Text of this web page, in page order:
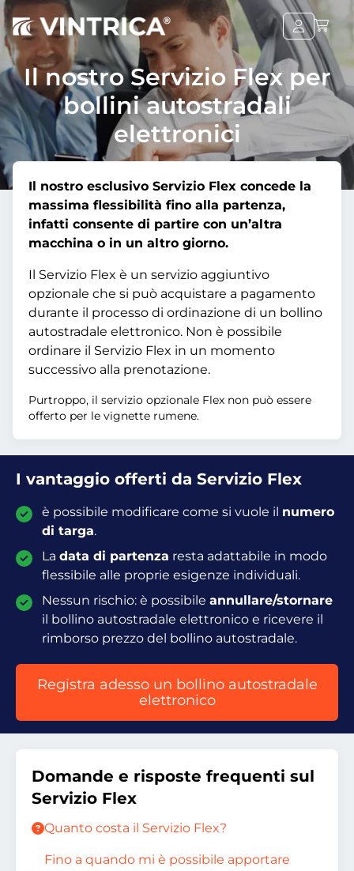
Il nostro Servizio Flex per
bollini autostradali
elettronici
Il nostro esclusivo Servizio Flex concede la
massima flessibilità fino alla partenza,
infatti consente di partire con un’altra
macchina o in un altro giorno.
Il Servizio Flex è un servizio aggiuntivo
opzionale che si può acquistare a pagamento
durante il processo di ordinazione di un bollino
autostradale elettronico. Non è possibile
ordinare il Servizio Flex in un momento
successivo alla prenotazione.
Purtroppo, il servizio opzionale Flex non può essere
offerto per le vignette rumene.
I vantaggio offerti da Servizio Flex
è possibile modificare come si vuole il numero
di targa.
La data di partenza resta adattabile in modo
flessibile alle proprie esigenze individuali.
Nessun rischio: è possibile annullare/stornare
il bollino autostradale elettronico e ricevere il
rimborso prezzo del bollino autostradale.
Registra adesso un bollino autostradale
elettronico
Domande e risposte frequenti sul
Servizio Flex
Quanto costa il Servizio Flex?
Fino a quando mi è possibile apportare